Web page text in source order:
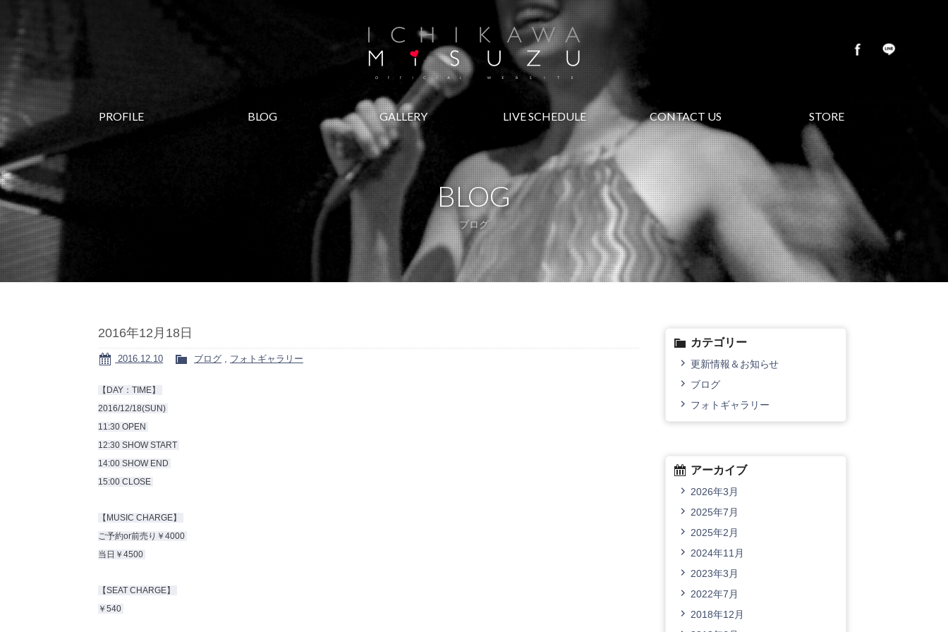
PROFILE BLOG GALLERY LIVE SCHEDULE CONTACT US STORE
BLOG
ブログ
2016年12月18日
2016.12.10 ブログ フォトギャラリー
【DAY：TIME】
2016/12/18(SUN)
11:30 OPEN
12:30 SHOW START
14:00 SHOW END
15:00 CLOSE
【MUSIC CHARGE】
ご予約or前売り￥4000
当日￥4500
【SEAT CHARGE】
￥540
カテゴリー
更新情報＆お知らせ
ブログ
フォトギャラリー
アーカイブ
2026年3月
2025年7月
2025年2月
2024年11月
2023年3月
2022年7月
2018年12月